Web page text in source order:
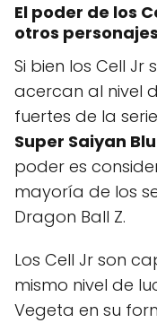
El poder de los
otros personajes
Si bien los Cell Jr
acercan al nivel
fuertes de la
Super Saiyan
poder es
mayoría de los
Dragon Ball Z.
Los Cell Jr son
mismo nivel de
Vegeta en su